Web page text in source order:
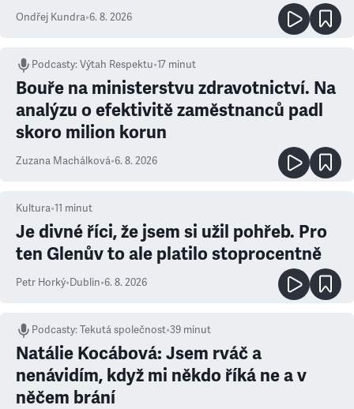
Ondřej Kundra•6. 8. 2026
Podcasty:Výtah Respektu•17 minut
Bouře na ministerstvu zdravotnictví. Na
analýzu o efektivitě zaměstnanců padl
skoro milion korun
Zuzana Machálková•6. 8. 2026
Kultura•11 minut
Je divné říci, že jsem si užil pohřeb. Pro
ten Glenův to ale platilo stoprocentně
Petr Horký•Dublin•6. 8. 2026
Podcasty:Tekutá společnost•39 minut
Natálie Kocábová: Jsem rváč a
nenávidím, když mi někdo říká ne a v
něčem brání